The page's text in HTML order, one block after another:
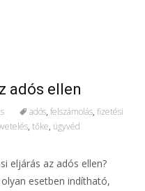
adós ellen
adós, felszámolás, fizetési
, tőke, ügyvéd
eljárás az adós ellen?
esetben indítható,